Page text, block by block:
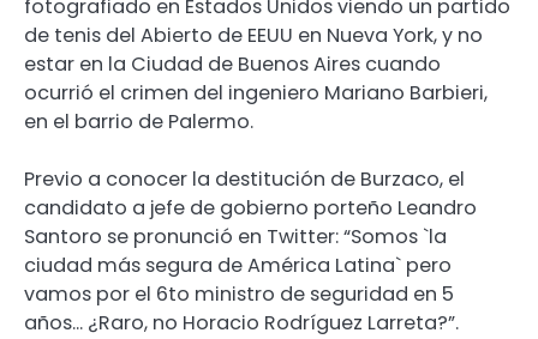
fotografiado en Estados Unidos viendo un partido
de tenis del Abierto de EEUU en Nueva York, y no
estar en la Ciudad de Buenos Aires cuando
ocurrió el crimen del ingeniero Mariano Barbieri,
en el barrio de Palermo.
Previo a conocer la destitución de Burzaco, el
candidato a jefe de gobierno porteño Leandro
Santoro se pronunció en Twitter: “Somos `la
ciudad más segura de América Latina` pero
vamos por el 6to ministro de seguridad en 5
años… ¿Raro, no Horacio Rodríguez Larreta?”.